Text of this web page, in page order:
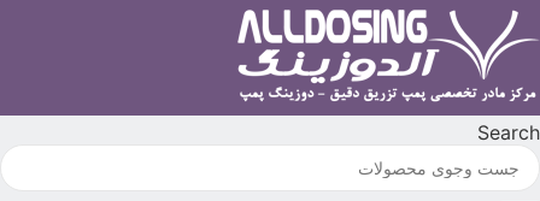
پرش
به
Search